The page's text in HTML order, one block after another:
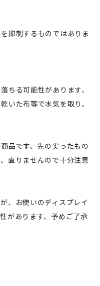
抑制するものではありま
ちる可能性があります、
いた布等で水気を取り、
品です、先の尖ったもの
直りませんので十分注意
、お使いのディスプレイ
があります、予めご了承